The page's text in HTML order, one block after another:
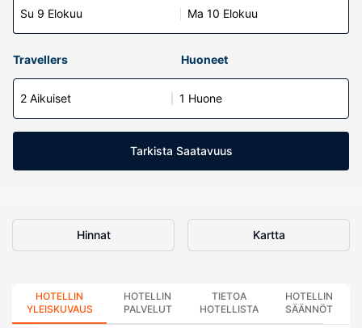
Su 9 Elokuu Ma 10 Elokuu
Travellers Huoneet
2 Aikuiset 1 Huone
Tarkista Saatavuus
Hinnat Kartta
HOTELLIN
YLEISKUVAUS
HOTELLIN
PALVELUT
TIETOA
HOTELLISTA
HOTELLIN
SÄÄNNÖT